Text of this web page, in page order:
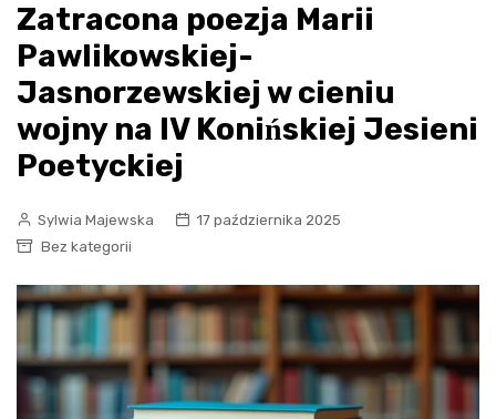
Zatracona poezja Marii
Pawlikowskiej-
Jasnorzewskiej w cieniu
wojny na IV Konińskiej Jesieni
Poetyckiej
Sylwia Majewska
17 października 2025
Bez kategorii